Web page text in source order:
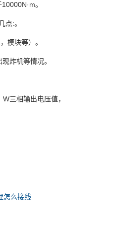
。
:。
模块等）。
炸机等情况。
三相输出电压值，
怎么接线